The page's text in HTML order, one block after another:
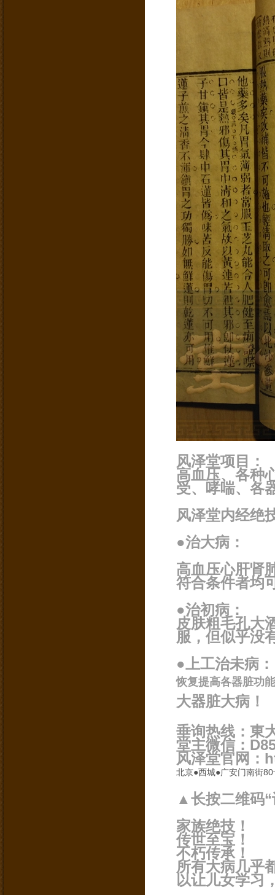
风泽堂项目：
高血压、各种
受、哮喘、各
风泽堂内经绝
●治大病：
高血压心肝肾
符合条件者均
●治初病：
皮肤粗毛孔大
服，但似乎没
●上工治未病：
恢复提高各器脏功
大器脏大病！
垂询热线：東
堂主微信：
风泽堂官网
北京●西城●广安门南街
▲长按二维码“
家族绝技！
传世至宝！
不朽传承！
所有大病几乎
以让儿女学习